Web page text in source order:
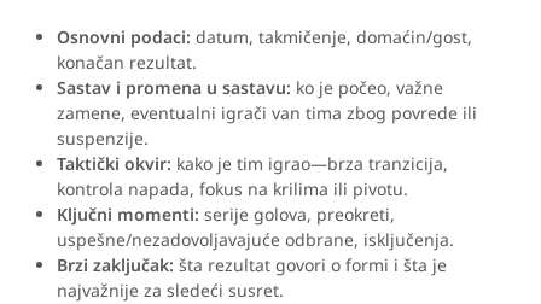
Osnovni podaci: datum, takmičenje, domaćin/gost,
konačan rezultat.
Sastav i promena u sastavu: ko je počeo, važne
zamene, eventualni igrači van tima zbog povrede ili
suspenzije.
Taktički okvir: kako je tim igrao—brza tranzicija,
kontrola napada, fokus na krilima ili pivotu.
Ključni momenti: serije golova, preokreti,
uspešne/nezadovoljavajuće odbrane, isključenja.
Brzi zaključak: šta rezultat govori o formi i šta je
najvažnije za sledeći susret.